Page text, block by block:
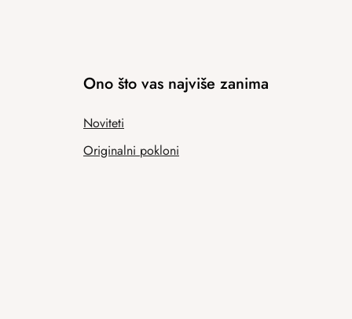
Ono što vas najviše zanima
Noviteti
Originalni pokloni